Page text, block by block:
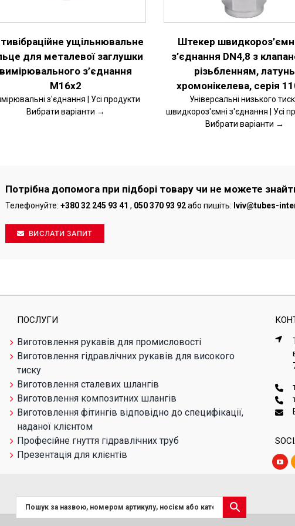
ущільнювальне
для металевої заглушки
вимірювального з’єднання
M16x2
з'єднання | Усі продукти
Вибрати варіанти →
МОЖНА
НА
СТОРІНЦІ
ТОВАРУ
Штекер
з’єднання DN4,8 з
різьбленням, латунь
хромонікелева, серія
Універсальні низького
швидкороз'ємні з'єднання | Усі
Вибрати варіанти →
НА
Потрібна допомога при підборі товару чи не можете
Телефонуйте: +380 32 245 93 41 , 050 370 93 92або пишіть: lviv@tubes-
ВИСЛАТИ ЗАПИТ
ПОСЛУГИ
Виготовлення рукавів для промисловості
Виготовлення гідравлічних рукавів для високого
тиску
Виготовлення сталевих шлангів
Виготовлення композитних шлангів
Виготовлення фітингів відповідно до специфікації,
наданої клієнтом
Професійне гнуття гідравлічних труб
Презентація для клієнтів